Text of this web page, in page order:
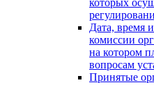
которых
Дата, время
комиссии
на котором
вопросам
Принятые